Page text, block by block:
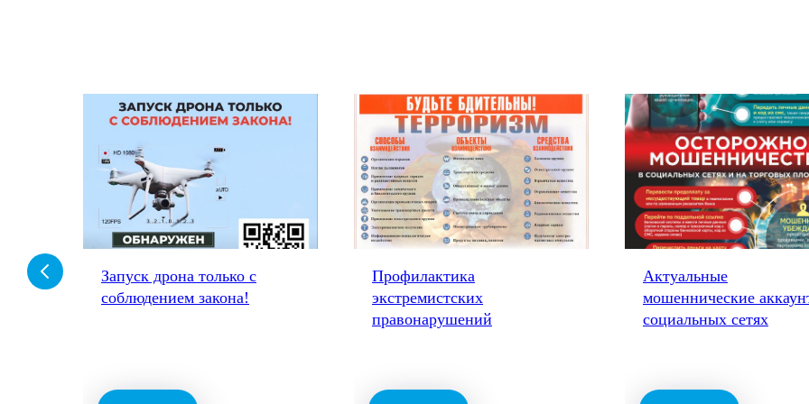
Запуск дрона только с
соблюдением закона!
Профилактика
экстремистских
правонарушений
Актуальные
мошеннические
социальных сетях